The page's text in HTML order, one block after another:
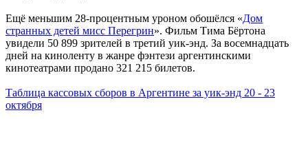
Ещё меньшим 28-процентным уроном обошёлся «Дом
странных детей мисс Перегрин». Фильм Тима Бёртона
увидели 50 899 зрителей в третий уик-энд. За восемнадцать
дней на киноленту в жанре фэнтези аргентинскими
кинотеатрами продано 321 215 билетов.
Таблица кассовых сборов в Аргентине за уик-энд 20 - 23
октября